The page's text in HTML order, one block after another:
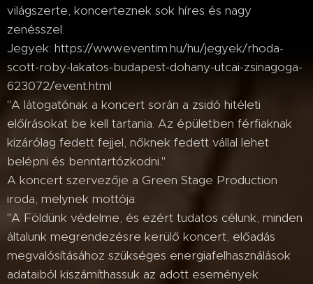
világszerte, koncerteznek sok híres és nagy
zenésszel.
Jegyek: https://www.eventim.hu/hu/jegyek/rhoda-
scott-roby-lakatos-budapest-dohany-utcai-zsinagoga-
623072/event.html
"A látogatónak a koncert során a zsidó hitéleti
előírásokat be kell tartania. Az épületben férfiaknak
kizárólag fedett fejjel, nőknek fedett vállal lehet
belépni és benntartózkodni."
A koncert szervezője a Green Stage Production
iroda, melynek mottója:
"A Földünk védelme, és ezért tudatos célunk, minden
általunk megrendezésre kerülő koncert, előadás
megvalósításához szükséges energiafelhasználások
adataiból kiszámíthassuk az adott események